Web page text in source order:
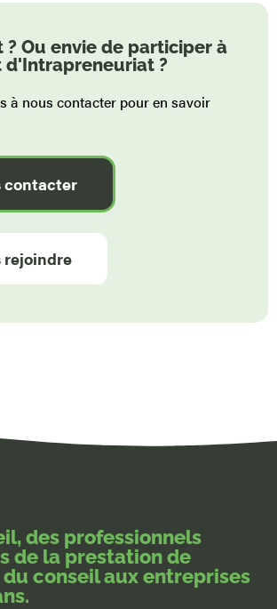
? Ou envie de participer à
d'Intrapreneuriat ?
à nous contacter pour en savoir
contacter
rejoindre
des professionnels
de la prestation de
conseil aux entreprises